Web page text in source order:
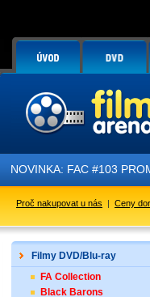
NOVINKA: FAC #103
Proč nakupovat u nás | Ceny
Filmy DVD/Blu-ray
FA Collection
Black Barons